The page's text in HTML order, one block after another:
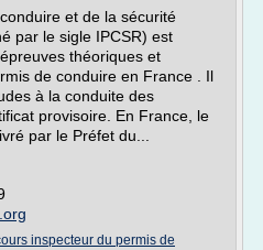
et de la sécurité
par le sigle IPCSR) est
théoriques et
de conduire en France . Il
à la conduite des
provisoire. En France, le
par le Préfet du...
inspecteur du permis de